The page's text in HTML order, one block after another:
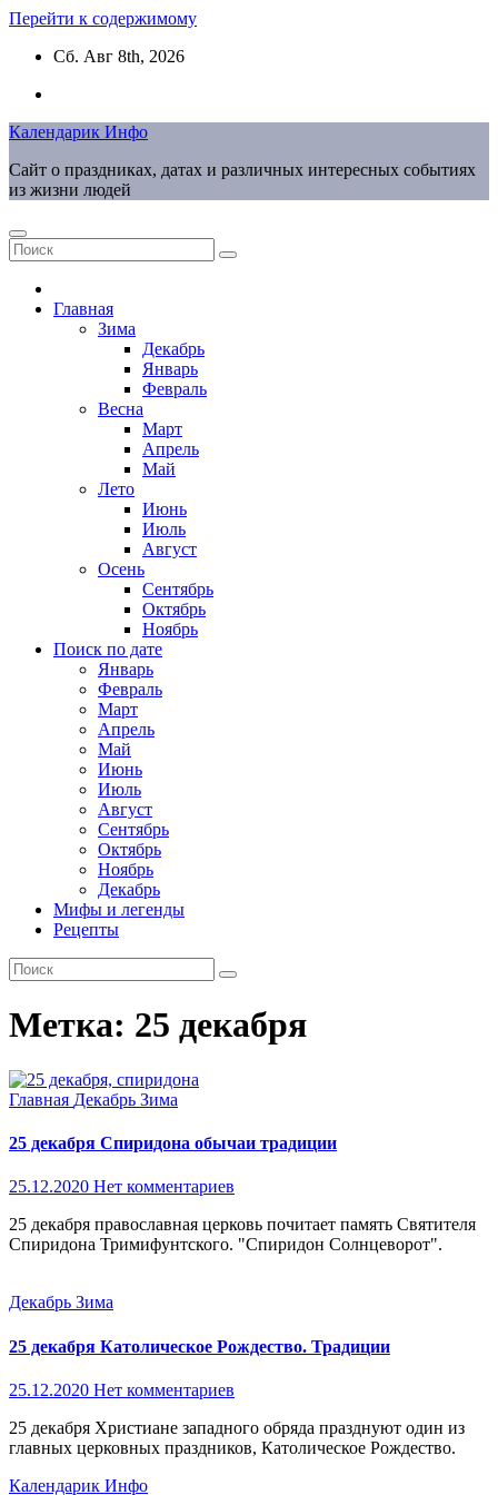
Перейти к содержимому
Сб. Авг 8th, 2026
Календарик Инфо
Сайт о праздниках, датах и различных интересных событиях
из жизни людей
Главная
Зима
Декабрь
Январь
Февраль
Весна
Март
Апрель
Май
Лето
Июнь
Июль
Август
Осень
Сентябрь
Октябрь
Ноябрь
Поиск по дате
Январь
Февраль
Март
Апрель
Май
Июнь
Июль
Август
Сентябрь
Октябрь
Ноябрь
Декабрь
Мифы и легенды
Рецепты
Метка: 25 декабря
Главная Декабрь Зима
25 декабря Спиридона обычаи традиции
25.12.2020 Нет комментариев
25 декабря православная церковь почитает память Святителя
Спиридона Тримифунтского. "Спиридон Солнцеворот".
Декабрь Зима
25 декабря Католическое Рождество. Традиции
25.12.2020 Нет комментариев
25 декабря Христиане западного обряда празднуют один из
главных церковных праздников, Католическое Рождество.
Календарик Инфо